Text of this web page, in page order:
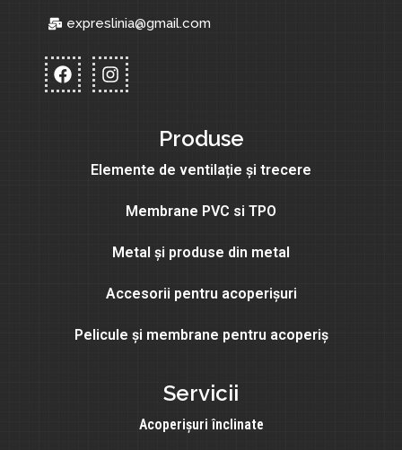
expreslinia@gmail.com
Produse
Elemente de ventilație și trecere
Membrane PVC si TPO
Metal și produse din metal
Accesorii pentru acoperișuri
Pelicule și membrane pentru acoperiș
Servicii
Acoperișuri înclinate